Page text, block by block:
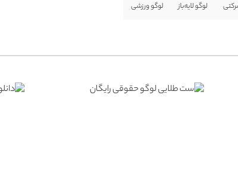
لوگو لایه‌باز لوگو ورزشی